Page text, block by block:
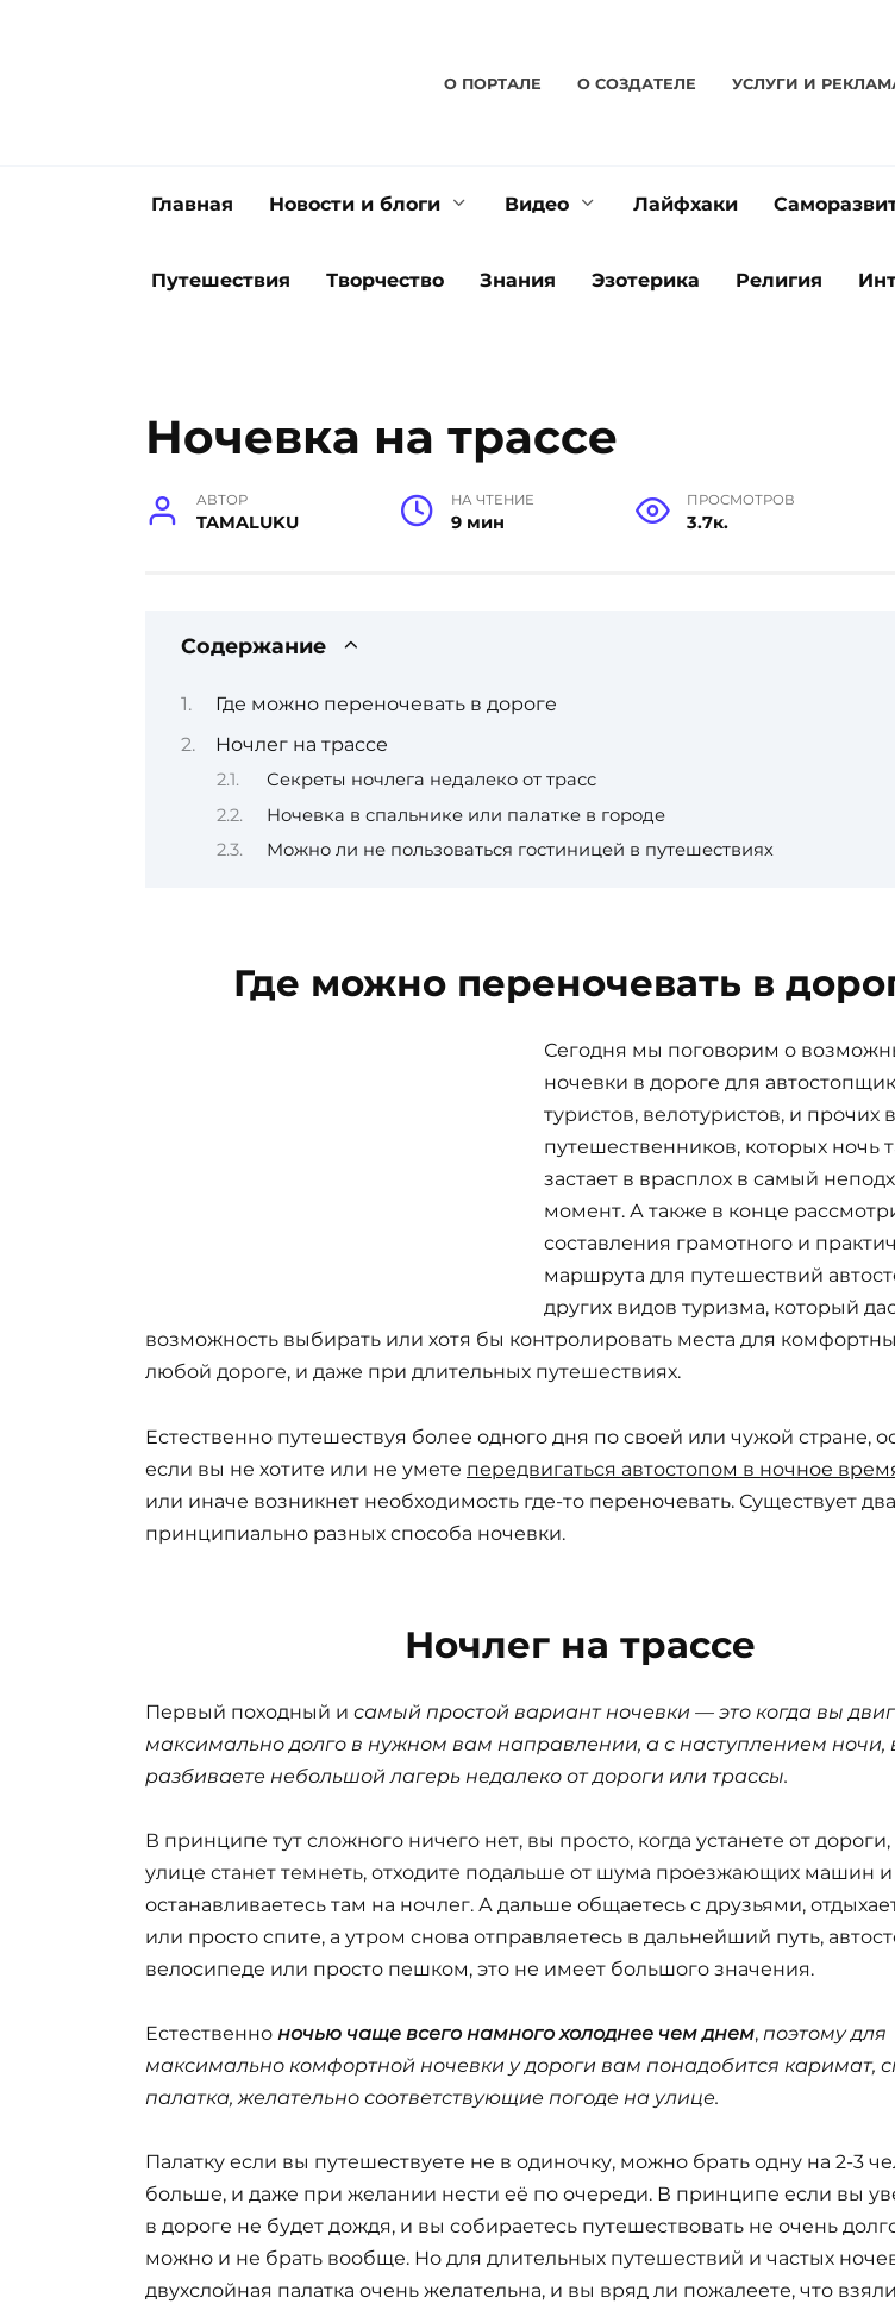
О ПОРТАЛЕ О CОЗДАТЕЛЕ УСЛУГИ И
Главная Новости и блоги Видео Лайфхаки
Путешествия Творчество Знания Эзотерика Религия
Ночевка на трассе
АВТОР
TAMALUKU
НА ЧТЕНИЕ
9 мин
ПРОСМОТРОВ
3.7к.
Содержание
Где можно переночевать в дороге
Ночлег на трассе
Секреты ночлега недалеко от трасс
Ночевка в спальнике или палатке в городе
Можно ли не пользоваться гостиницей в путешествиях
Где можно переночевать в
Сегодня мы поговорим о
ночевки в дороге для
туристов, велотуристов, и прочих
путешественников, которых ночь
застает в врасплох в самый
момент. А также в конце
составления грамотного и
маршрута для путешествий
других видов туризма, который
возможность выбирать или хотя бы контролировать места для
любой дороге, и даже при длительных путешествиях.
Естественно путешествуя более одного дня по своей или чужой стране,
если вы не хотите или не умете передвигаться автостопом в ночное
или иначе возникнет необходимость где-то переночевать. Существует два
принципиально разных способа ночевки.
Ночлег на трассе
Первый походный и самый простой вариант ночевки — это когда вы
максимально долго в нужном вам направлении, а с наступлением ночи,
разбиваете небольшой лагерь недалеко от дороги или трассы.
В принципе тут сложного ничего нет, вы просто, когда устанете от
улице станет темнеть, отходите подальше от шума проезжающих машин и
останавливаетесь там на ночлег. А дальше общаетесь с друзьями,
или просто спите, а утром снова отправляетесь в дальнейший путь,
велосипеде или просто пешком, это не имеет большого значения.
Естественно ночью чаще всего намного холоднее чем днем, поэтому для
максимально комфортной ночевки у дороги вам понадобится каримат,
палатка, желательно соответствующие погоде на улице.
Палатку если вы путешествуете не в одиночку, можно брать одну на 2-3
больше, и даже при желании нести её по очереди. В принципе если вы
в дороге не будет дождя, и вы собираетесь путешествовать не очень
можно и не брать вообще. Но для длительных путешествий и частых
двухслойная палатка очень желательна, и вы вряд ли пожалеете, что